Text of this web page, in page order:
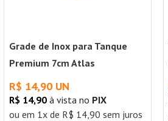
Grade de Inox para Tanque
Premium 7cm Atlas
R$ 14,90 UN
R$ 14,90 à vista no PIX
ou em 1x de R$ 14,90 sem juros